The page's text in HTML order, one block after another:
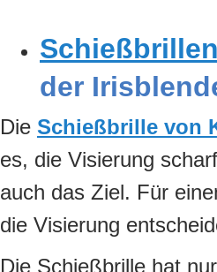
der
Die Schießbrille von
es, die Visierung
auch das Ziel. Für
die Visierung
Die Schießbrille hat